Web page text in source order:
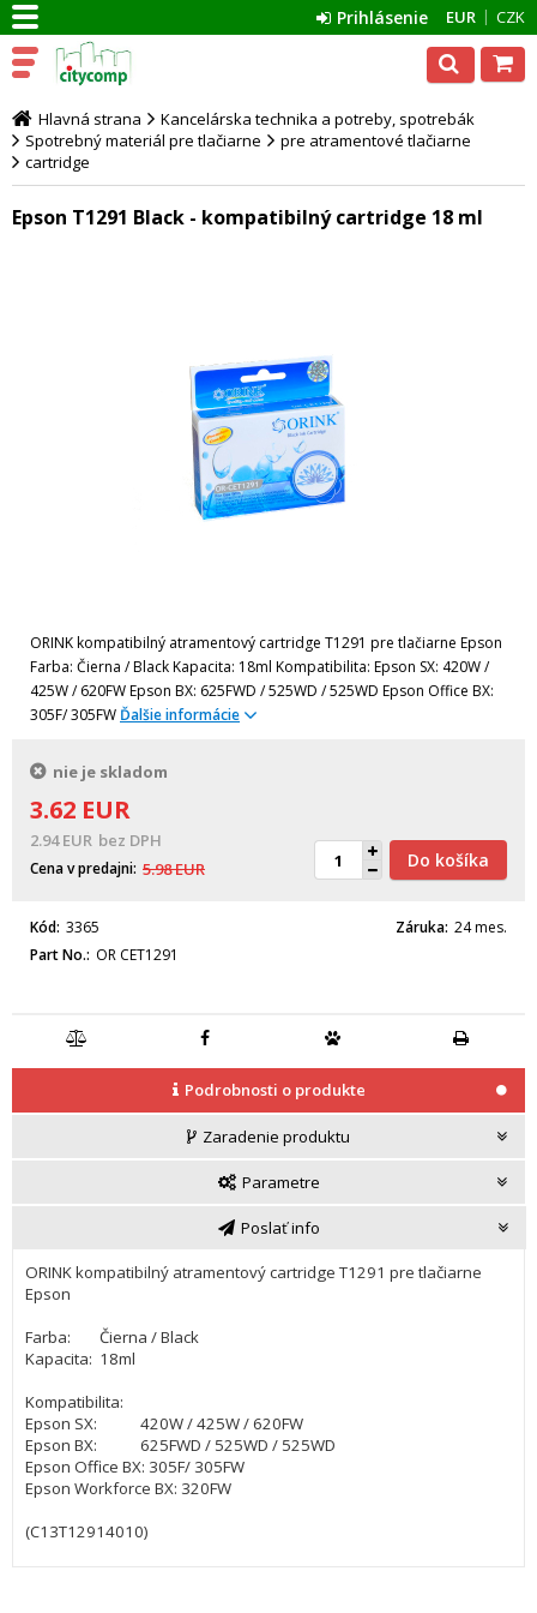
EUR CZK
Prihlásenie
Hlavná strana
Kancelárska technika a potreby, spotrebák
Spotrebný materiál pre tlačiarne
pre atramentové tlačiarne
cartridge
Epson T1291 Black - kompatibilný cartridge 18 ml
ORINK kompatibilný atramentový cartridge T1291 pre tlačiarne Epson
Farba: Čierna / Black Kapacita: 18ml Kompatibilita: Epson SX: 420W /
425W / 620FW Epson BX: 625FWD / 525WD / 525WD Epson Office BX:
305F/ 305FW Ďalšie informácie
nie je skladom
3.62 EUR
2.94EUR bez DPH
Cena v predajni 5.98EUR Do košíka
Kód 3365
Part No. OR CET1291
Záruka 24 mes.
Podrobnosti o produkte
Zaradenie produktu
Parametre
Poslať info
ORINK kompatibilný atramentový cartridge T1291 pre tlačiarne
Epson
Farba: Čierna / Black
Kapacita: 18ml
Kompatibilita:
Epson SX: 420W / 425W / 620FW
Epson BX: 625FWD / 525WD / 525WD
Epson Office BX: 305F/ 305FW
Epson Workforce BX: 320FW
(C13T12914010)